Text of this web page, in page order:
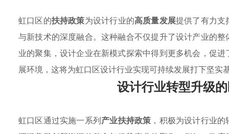
虹口区的扶持政策为设计行业的高质量发展提供了有力支
与新技术的深度融合。这种融合不仅提升了设计产业的整
业的聚集，设计企业在新模式探索中得到更多机会，促
展环境，这将为虹口区设计行业实现可持续发展打下坚实
设计行业转型升级
虹口区通过实施一系列产业扶持政策 ，积极为设计行业